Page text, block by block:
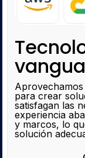
para crear
satisfagan las
experiencia
y marcos, lo
solución